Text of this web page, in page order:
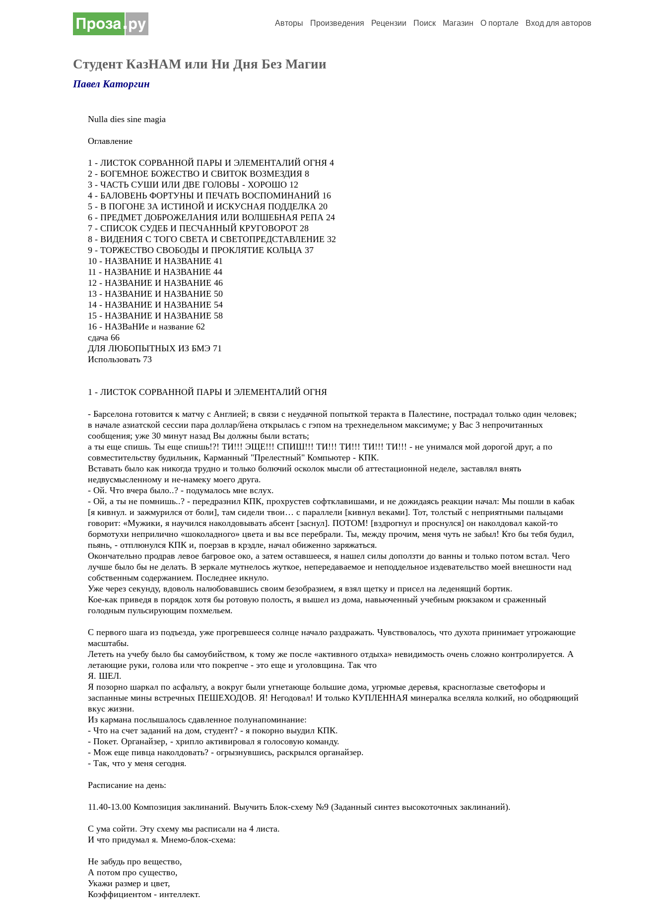
Авторы Произведения Рецензии Поиск Магазин О портале Вход для авторов
Студент КазНАМ или Ни Дня Без Магии
Павел Каторгин
Nulla dies sine magia
Оглавление
1 - ЛИСТОК СОРВАННОЙ ПАРЫ И ЭЛЕМЕНТАЛИЙ ОГНЯ 4
2 - БОГЕМНОЕ БОЖЕСТВО И СВИТОК ВОЗМЕЗДИЯ 8
3 - ЧАСТЬ СУШИ ИЛИ ДВЕ ГОЛОВЫ - ХОРОШО 12
4 - БАЛОВЕНЬ ФОРТУНЫ И ПЕЧАТЬ ВОСПОМИНАНИЙ 16
5 - В ПОГОНЕ ЗА ИСТИНОЙ И ИСКУСНАЯ ПОДДЕЛКА 20
6 - ПРЕДМЕТ ДОБРОЖЕЛАНИЯ ИЛИ ВОЛШЕБНАЯ РЕПА 24
7 - СПИСОК СУДЕБ И ПЕСЧАННЫЙ КРУГОВОРОТ 28
8 - ВИДЕНИЯ С ТОГО СВЕТА И СВЕТОПРЕДСТАВЛЕНИЕ 32
9 - ТОРЖЕСТВО СВОБОДЫ И ПРОКЛЯТИЕ КОЛЬЦА 37
10 - НАЗВАНИЕ И НАЗВАНИЕ 41
11 - НАЗВАНИЕ И НАЗВАНИЕ 44
12 - НАЗВАНИЕ И НАЗВАНИЕ 46
13 - НАЗВАНИЕ И НАЗВАНИЕ 50
14 - НАЗВАНИЕ И НАЗВАНИЕ 54
15 - НАЗВАНИЕ И НАЗВАНИЕ 58
16 - НАЗВаНИе и название 62
сдача 66
ДЛЯ ЛЮБОПЫТНЫХ ИЗ БМЭ 71
Использовать 73
1 - ЛИСТОК СОРВАННОЙ ПАРЫ И ЭЛЕМЕНТАЛИЙ ОГНЯ
- Барселона готовится к матчу с Англией; в связи с неудачной попыткой теракта в Палестине, пострадал только один человек;
в начале азиатской сессии пара доллар/йена открылась с гэпом на трехнедельном максимуме; у Вас 3 непрочитанных
сообщения; уже 30 минут назад Вы должны были встать;
а ты еще спишь. Ты еще спишь!?! ТИ!!! ЭЩЕ!!! СПИШ!!! ТИ!!! ТИ!!! ТИ!!! ТИ!!! - не унимался мой дорогой друг, а по
совместительству будильник, Карманный "Прелестный" Компьютер - КПК.
Вставать было как никогда трудно и только болючий осколок мысли об аттестационной неделе, заставлял внять
недвусмысленному и не-намеку моего друга.
- Ой. Что вчера было..? - подумалось мне вслух.
- Ой, а ты не помнишь..? - передразнил КПК, прохрустев софтклавишами, и не дожидаясь реакции начал: Мы пошли в кабак
[я кивнул. и зажмурился от боли], там сидели твои… с параллели [кивнул веками]. Тот, толстый с неприятными пальцами
говорит: «Мужики, я научился наколдовывать абсент [заснул]. ПОТОМ! [вздрогнул и проснулся] он наколдовал какой-то
бормотухи неприлично «шоколадного» цвета и вы все перебрали. Ты, между прочим, меня чуть не забыл! Кто бы тебя будил,
пьянь, - отплюнулся КПК и, поерзав в крэдле, начал обиженно заряжаться.
Окончательно продрав левое багровое око, а затем оставшееся, я нашел силы доползти до ванны и только потом встал. Чего
лучше было бы не делать. В зеркале мутнелось жуткое, непередаваемое и неподдельное издевательство моей внешности над
собственным содержанием. Последнее икнуло.
Уже через секунду, вдоволь налюбовавшись своим безобразием, я взял щетку и присел на леденящий бортик.
Кое-как приведя в порядок хотя бы ротовую полость, я вышел из дома, навьюченный учебным рюкзаком и сраженный
голодным пульсирующим похмельем.
С первого шага из подъезда, уже прогревшееся солнце начало раздражать. Чувствовалось, что духота принимает угрожающие
масштабы.
Лететь на учебу было бы самоубийством, к тому же после «активного отдыха» невидимость очень сложно контролируется. А
летающие руки, голова или что покрепче - это еще и уголовщина. Так что
Я. ШЕЛ.
Я позорно шаркал по асфальту, а вокруг были угнетающе большие дома, угрюмые деревья, красноглазые светофоры и
заспанные мины встречных ПЕШЕХОДОВ. Я! Негодовал! И только КУПЛЕННАЯ минералка вселяла колкий, но ободряющий
вкус жизни.
Из кармана послышалось сдавленное полунапоминание:
- Что на счет заданий на дом, студент? - я покорно выудил КПК.
- Покет. Органайзер, - хрипло активировал я голосовую команду.
- Мож еще пивца наколдовать? - огрызнувшись, раскрылся органайзер.
- Так, что у меня сегодня.
Расписание на день:
11.40-13.00 Композиция заклинаний. Выучить Блок-схему №9 (Заданный синтез высокоточных заклинаний).
С ума сойти. Эту схему мы расписали на 4 листа.
И что придумал я. Мнемо-блок-схема:
Не забудь про вещество,
А потом про существо,
Укажи размер и цвет,
Коэффициентом - интеллект.